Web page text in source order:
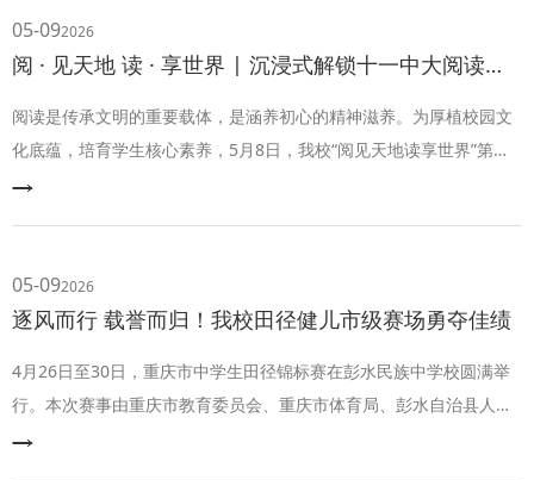
05-092026
阅 · 见天地 读 · 享世界 | 沉浸式解锁十一中大阅读别样风采
阅读是传承文明的重要载体，是涵养初心的精神滋养。为厚植校园文
化底蕴，培育学生核心素养，5月8日，我校“阅见天地读享世界”第十
二届大阅读活动圆满举行。我校领导班子、十一中教育集团成员校行
05-092026
逐风而行 载誉而归！我校田径健儿市级赛场勇夺佳绩
4月26日至30日，重庆市中学生田径锦标赛在彭水民族中学校圆满举
行。本次赛事由重庆市教育委员会、重庆市体育局、彭水自治县人民
政府联合主办，吸引了来自全市41个区县的55支代表队、千余名运动